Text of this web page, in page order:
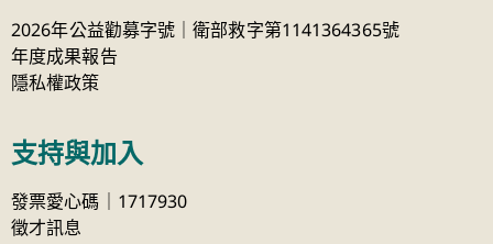
2026年公益勸募字號｜衛部救字第1141364365號
年度成果報告
隱私權政策
支持與加入
發票愛心碼｜1717930
徵才訊息